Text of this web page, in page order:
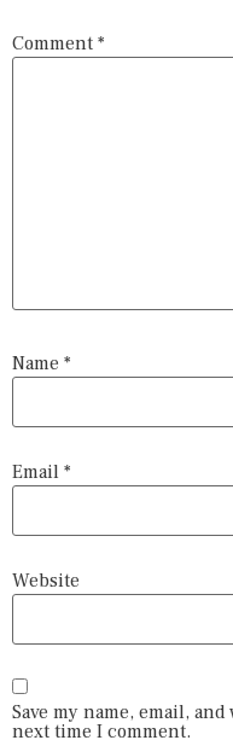
Comment *
Name *
Email *
Website
Save my name, email,
next time I comment.